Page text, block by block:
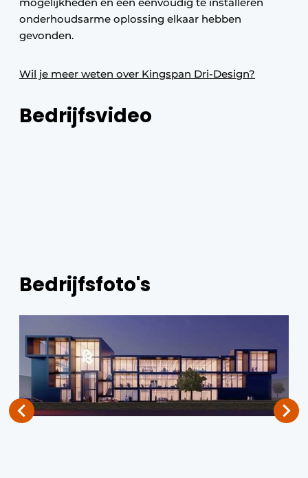
onderhoudsarme oplossing elkaar hebben
gevonden.
Wil je meer weten over Kingspan Dri-Design?
Bedrijfsvideo
Bedrijfsfoto's